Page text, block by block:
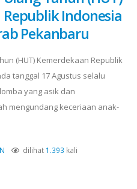
Indonesia
Pekanbaru
(HUT) Kemerdekaan Republik
tanggal 17 Agustus selalu
yang asik dan
mengundang keceriaan anak-
dilihat 1.393 kali